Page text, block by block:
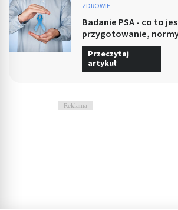
ZDROWIE
Badanie PSA - co to
przygotowanie,
Przeczytaj
artykuł
Reklama